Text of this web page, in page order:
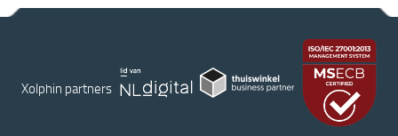
Xolphin partners